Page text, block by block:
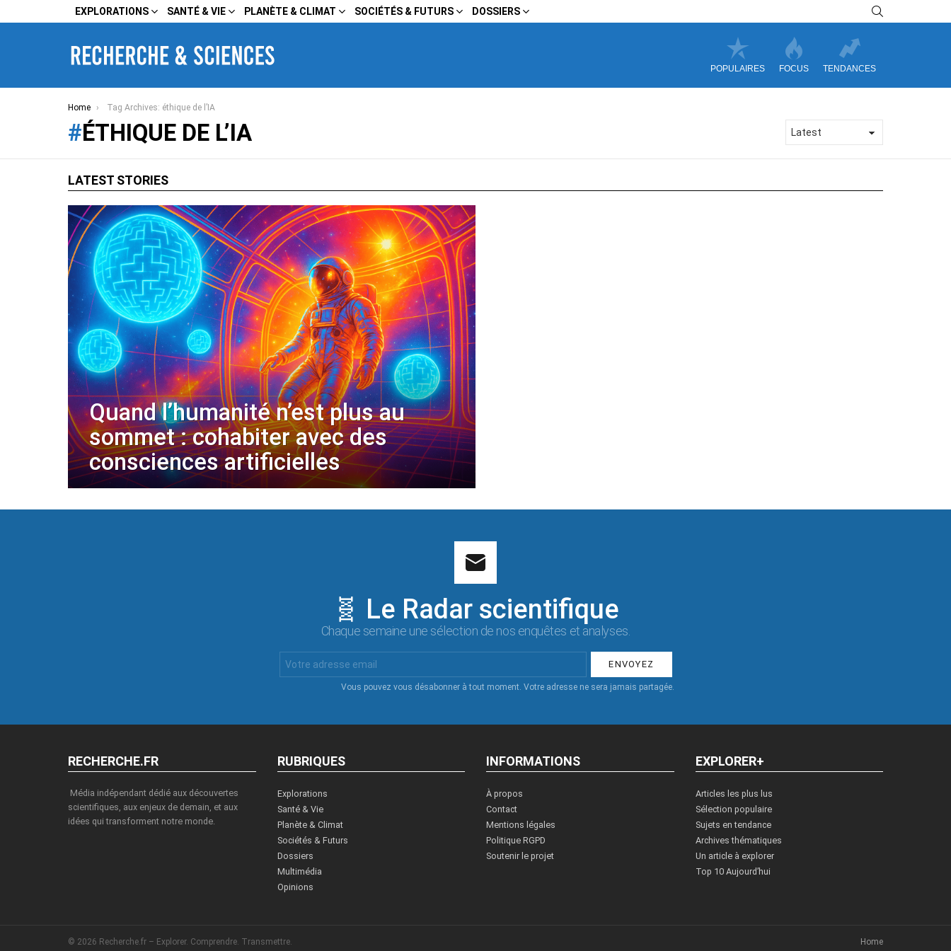
EXPLORATIONS SANTÉ & VIE PLANÈTE & CLIMAT SOCIÉTÉS & FUTURS DOSSIERS
POPULAIRES FOCUS TENDANCES
You are here:
Home Tag Archives: éthique de l’IA
ÉTHIQUE DE L’IA
LATEST STORIES
Quand l’humanité n’est plus au
sommet : cohabiter avec des
consciences artificielles
🧬 Le Radar scientifique
Chaque semaine une sélection de nos enquêtes et analyses.
Email
:
Vous pouvez vous désabonner à tout moment. Votre adresse ne sera jamais partagée.
RECHERCHE.FR
Média indépendant dédié aux découvertes
scientifiques, aux enjeux de demain, et aux
idées qui transforment notre monde.
RUBRIQUES
Explorations
Santé & Vie
Planète & Climat
Sociétés & Futurs
Dossiers
Multimédia
Opinions
INFORMATIONS
À propos
Contact
Mentions légales
Politique RGPD
Soutenir le projet
EXPLORER+
Articles les plus lus
Sélection populaire
Sujets en tendance
Archives thématiques
Un article à explorer
Top 10 Aujourd’hui
© 2026 Recherche.fr – Explorer. Comprendre. Transmettre. Home